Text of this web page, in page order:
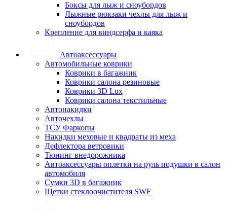
Боксы для лыж и сноубордов
Лыжные рюкзаки чехлы для лыж и
сноубордов
Крепление для виндсерфа и каяка
Автоаксессуары
Автомобильные коврики
Коврики в багажник
Коврики салона резиновые
Коврики 3D Lux
Коврики салона текстильные
Автонакидки
Авточехлы
ТСУ Фаркопы
Накидки меховые и квадраты из меха
Дефлектора ветровики
Тюнинг внедорожника
Автоаксессуары оплетки на руль подушки в салон
автомобиля
Сумки 3D в багажник
Щетки стеклоочистителя SWF